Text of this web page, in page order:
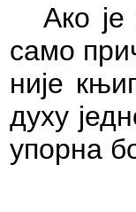
Ако
само
није
духу
упорна